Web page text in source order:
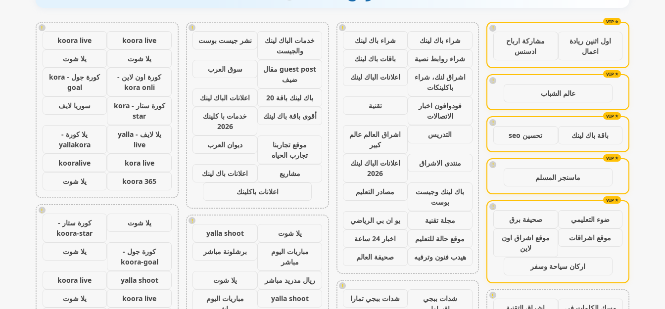
!
اول اثنين ريادة
اعمال
مشاركة ارباح
ادسنس
!
عالم الشباب
!
باقة باك لينك تحسين seo
!
ماسنجر المسلم
!
ضوء التعليمي
صحيفة برق
موقع اشراقات
موقع اشراق اون
لاين
اركان سياحة وسفر
!
!
شراء باك لينك
شراء باك لينك
شراء روابط نصية
باقات باك لينك
اشراق لنك، شراء
باكلينكات
اعلانات الباك لينك
فودوافون اخبار
الاتصالات
تقنية
التدريس
اشراق العالم عالم
كبير
منتدى الاشراق
اعلانات الباك لينك
2026
باك لينك وجيست
بوست
مصادر التعليم
مجلة تقنية
يو ان بي الرياضي
موقع حالة للتعليم
اخبار 24 ساعة
هيدب فنون وترفيه
صحيفة العالم
!
شدات ببجي
شدات ببجي تمارا
!
خدمات الباك لينك
والجيست
نشر جيست بوست
guest post مقال
ضيف
سوق العرب
باك لينك باقة 20
اعلانات الباك لينك
أقوى باقة باك لينك
خدمات با كلينك
2026
موقع تجاربنا
تجارب الحياه
ديوان العرب
مشاريع
اعلانات باك لينك
اعلانات باكلينك
!
يلا شوت
yalla shoot
مباريات اليوم
مباشر
برشلونة مباشر
ريال مدريد مباشر
يلا شوت
yalla shoot
مباريات اليوم
!
koora live
koora live
يلا شوت
يلا شوت
كورة اون لاين -
kora onli
كورة جول - kora
goal
كورة ستار - kora
star
سوريا لايف
يلا لايف - yalla
live
يلا كورة -
yallakora
kora live
kooralive
koora 365
يلا شوت
!
يلا شوت
كورة ستار -
koora-star
كورة جول -
koora-goal
يلا شوت
yalla shoot
koora live
koora live
يلا شوت